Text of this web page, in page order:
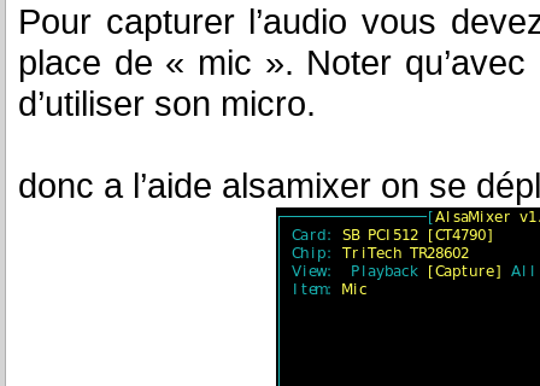
Pour capturer l’audio vous
place de « mic ». Noter
d’utiliser son micro.
donc a l’aide alsamixer on se